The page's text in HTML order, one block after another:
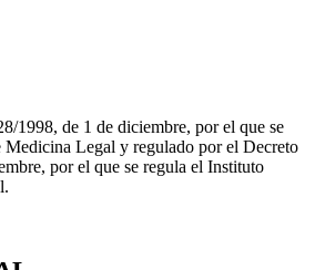
1998, de 1 de diciembre, por el que se
Medicina Legal y regulado por el Decreto
por el que se regula el Instituto